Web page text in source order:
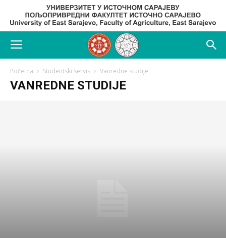
Početna Studentski servis Vanredne studije
VANREDNE STUDIJE